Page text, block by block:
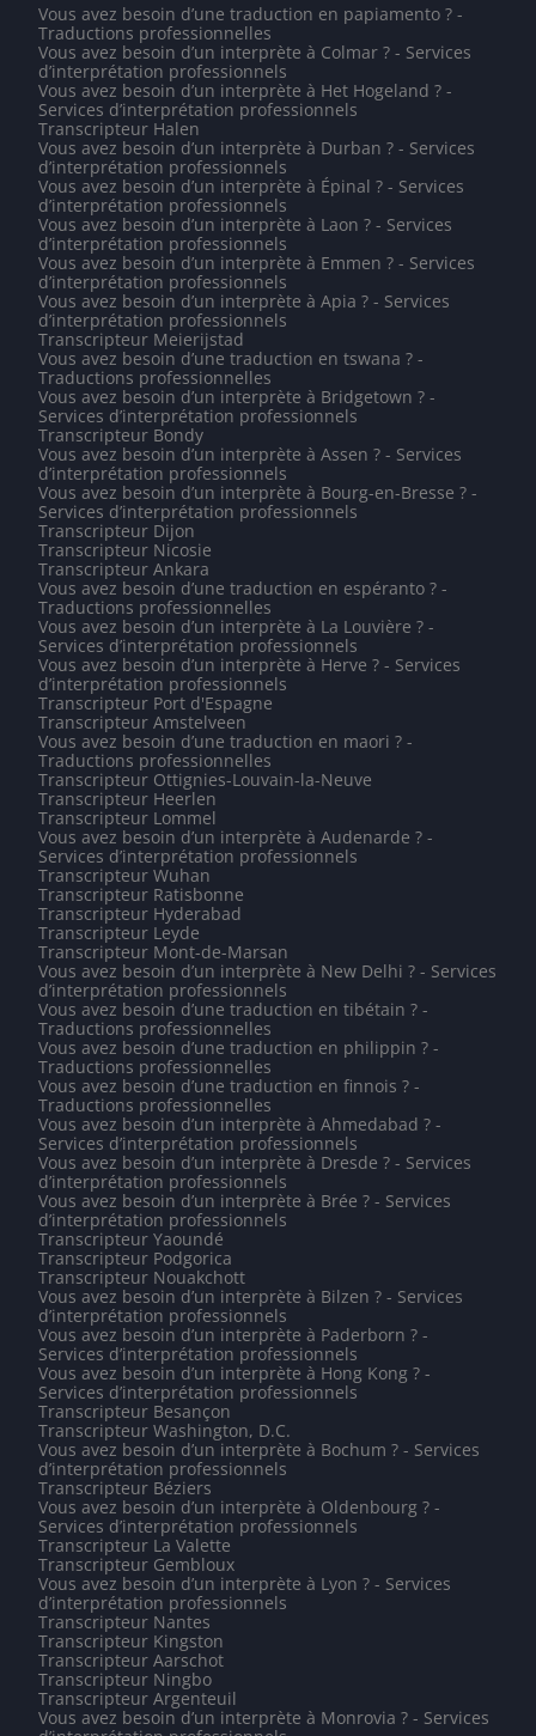
Vous avez besoin d’une traduction en papiamento ? -
Traductions professionnelles
Vous avez besoin d’un interprète à Colmar ? - Services
d’interprétation professionnels
Vous avez besoin d’un interprète à Het Hogeland ? -
Services d’interprétation professionnels
Transcripteur Halen
Vous avez besoin d’un interprète à Durban ? - Services
d’interprétation professionnels
Vous avez besoin d’un interprète à Épinal ? - Services
d’interprétation professionnels
Vous avez besoin d’un interprète à Laon ? - Services
d’interprétation professionnels
Vous avez besoin d’un interprète à Emmen ? - Services
d’interprétation professionnels
Vous avez besoin d’un interprète à Apia ? - Services
d’interprétation professionnels
Transcripteur Meierijstad
Vous avez besoin d’une traduction en tswana ? -
Traductions professionnelles
Vous avez besoin d’un interprète à Bridgetown ? -
Services d’interprétation professionnels
Transcripteur Bondy
Vous avez besoin d’un interprète à Assen ? - Services
d’interprétation professionnels
Vous avez besoin d’un interprète à Bourg-en-Bresse ? -
Services d’interprétation professionnels
Transcripteur Dijon
Transcripteur Nicosie
Transcripteur Ankara
Vous avez besoin d’une traduction en espéranto ? -
Traductions professionnelles
Vous avez besoin d’un interprète à La Louvière ? -
Services d’interprétation professionnels
Vous avez besoin d’un interprète à Herve ? - Services
d’interprétation professionnels
Transcripteur Port d'Espagne
Transcripteur Amstelveen
Vous avez besoin d’une traduction en maori ? -
Traductions professionnelles
Transcripteur Ottignies-Louvain-la-Neuve
Transcripteur Heerlen
Transcripteur Lommel
Vous avez besoin d’un interprète à Audenarde ? -
Services d’interprétation professionnels
Transcripteur Wuhan
Transcripteur Ratisbonne
Transcripteur Hyderabad
Transcripteur Leyde
Transcripteur Mont-de-Marsan
Vous avez besoin d’un interprète à New Delhi ? - Services
d’interprétation professionnels
Vous avez besoin d’une traduction en tibétain ? -
Traductions professionnelles
Vous avez besoin d’une traduction en philippin ? -
Traductions professionnelles
Vous avez besoin d’une traduction en finnois ? -
Traductions professionnelles
Vous avez besoin d’un interprète à Ahmedabad ? -
Services d’interprétation professionnels
Vous avez besoin d’un interprète à Dresde ? - Services
d’interprétation professionnels
Vous avez besoin d’un interprète à Brée ? - Services
d’interprétation professionnels
Transcripteur Yaoundé
Transcripteur Podgorica
Transcripteur Nouakchott
Vous avez besoin d’un interprète à Bilzen ? - Services
d’interprétation professionnels
Vous avez besoin d’un interprète à Paderborn ? -
Services d’interprétation professionnels
Vous avez besoin d’un interprète à Hong Kong ? -
Services d’interprétation professionnels
Transcripteur Besançon
Transcripteur Washington, D.C.
Vous avez besoin d’un interprète à Bochum ? - Services
d’interprétation professionnels
Transcripteur Béziers
Vous avez besoin d’un interprète à Oldenbourg ? -
Services d’interprétation professionnels
Transcripteur La Valette
Transcripteur Gembloux
Vous avez besoin d’un interprète à Lyon ? - Services
d’interprétation professionnels
Transcripteur Nantes
Transcripteur Kingston
Transcripteur Aarschot
Transcripteur Ningbo
Transcripteur Argenteuil
Vous avez besoin d’un interprète à Monrovia ? - Services